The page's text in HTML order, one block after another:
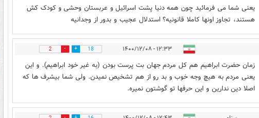
یعنی شما می فرمائید چون همه دنیا پشت اسرائیل و عربستان وحشی و کودک کش
هستند، تجاوز اونها کاملا قانونیه؟ استدلال عجیب و بدور از وجدانیه
۱۲:۳۳ - ۱۴۰۰/۱۲/۰۸ 18
2
زمان حضرت ابراهیم هم کل مردم جهان بت پرست بودن (به غیر خود ابراهیم). و این
یعنی مردم به هیچ وجه خوب و بد رو از هم تشخیص نمیدن. ولی شما بیشرف ها که
اصلا دین ندارین و این حرفها تو گوشتون نمیره.